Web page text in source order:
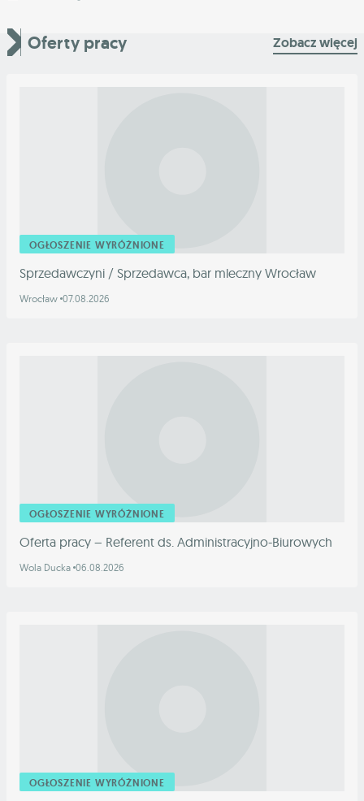
Oferty pracy Zobacz więcej
OGŁOSZENIE WYRÓŻNIONE
Sprzedawczyni / Sprzedawca, bar mleczny Wrocław
Wrocław 07.08.2026
OGŁOSZENIE WYRÓŻNIONE
Oferta pracy – Referent ds. Administracyjno-Biurowych
Wola Ducka 06.08.2026
OGŁOSZENIE WYRÓŻNIONE